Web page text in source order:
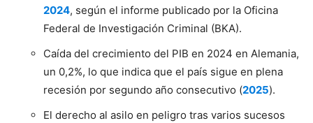
2024, según el informe publicado por la Oficina
Federal de Investigación Criminal (BKA).
Caída del crecimiento del PIB en 2024 en Alemania,
un 0,2%, lo que indica que el país sigue en plena
recesión por segundo año consecutivo (2025).
El derecho al asilo en peligro tras varios sucesos